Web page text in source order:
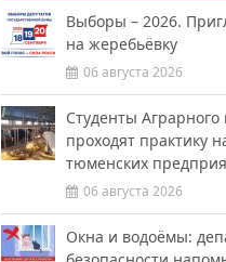
Выборы – 2026.
на жеребьёвку
06 августа 2026
Студенты Аграрного
проходят практику
тюменских
06 августа 2026
Окна и водоёмы: